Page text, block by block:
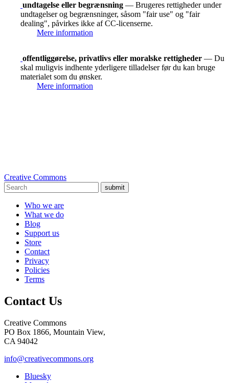
undtagelse eller begrænsning — Brugeres rettigheder under
undtagelser og begrænsninger, såsom "fair use" og "fair
dealing", påvirkes ikke af CC-licenserne.
Mere information
offentliggørelse, privatlivs eller moralske rettigheder — Du
skal muligvis indhente yderligere tilladelser før du kan bruge
materialet som du ønsker.
Mere information
Creative Commons
submit
Who we are
What we do
Blog
Support us
Store
Contact
Privacy
Policies
Terms
Contact Us
Creative Commons
PO Box 1866, Mountain View,
CA 94042
info@creativecommons.org
Bluesky